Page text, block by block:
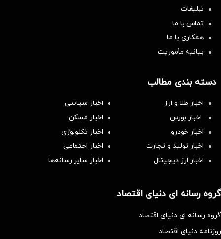
تبلیغات
تماس با ما
همکاری با ما
بیانیه مأموریت
دسته بندی مطالب
اخبار طلا و ارز
اخبار سیاسی
اخبار بورس
اخبار مسکن
اخبار خودرو
اخبار تکنولوژی
اخبار تولید و تجارت
اخبار اجتماعی
اخبار ارز دیجیتال
اخبار سایر رسانه‌‌ها
گروه رسانه ای دنیای اقتصاد
گروه رسانه ای دنیای اقتصاد
روزنامه دنیای اقتصاد